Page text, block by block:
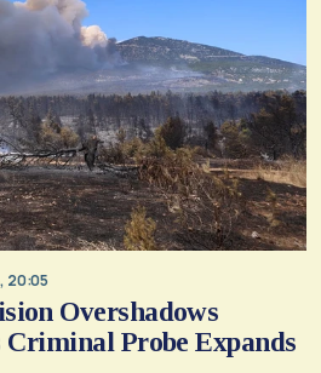
20:05
Overshadows
Probe Expands